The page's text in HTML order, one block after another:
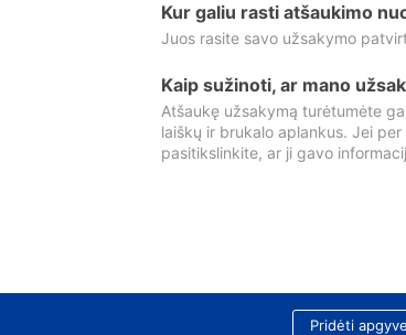
Kur galiu rasti atšaukimo
Juos rasite savo užsakymo
Kaip sužinoti, ar mano
Atšaukę užsakymą turėtumėte
laiškų ir brukalo aplankus. Jei
pasitikslinkite, ar ji gavo
Pridėti